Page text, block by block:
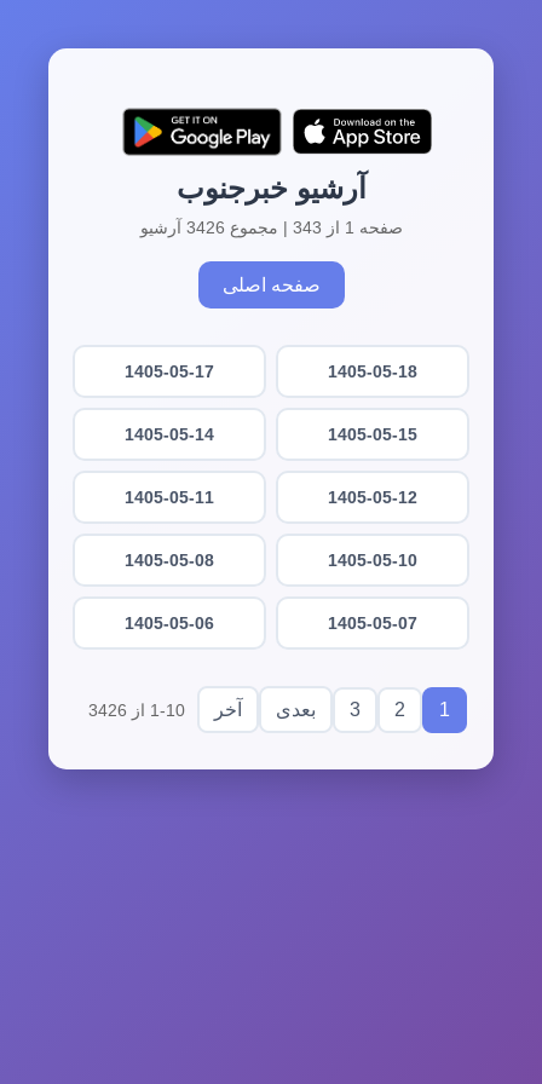
آرشیو خبرجنوب
صفحه 1 از 343 | مجموع 3426 آرشیو
صفحه اصلی
1405-05-18
1405-05-17
1405-05-15
1405-05-14
1405-05-12
1405-05-11
1405-05-10
1405-05-08
1405-05-07
1405-05-06
1
2
3 بعدی آخر 1-10 از 3426